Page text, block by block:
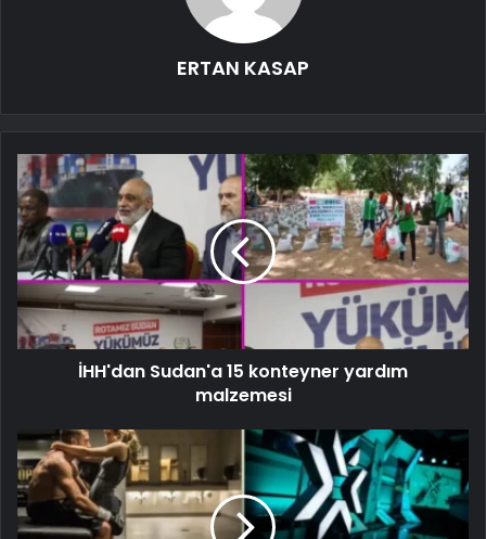
ERTAN KASAP
İHH'dan Sudan'a 15 konteyner yardım
malzemesi